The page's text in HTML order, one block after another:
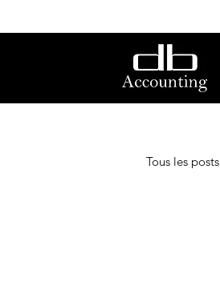
Tous les posts